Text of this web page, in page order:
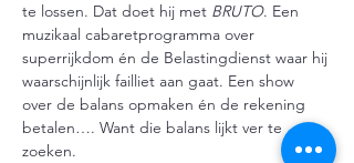
te lossen. Dat doet hij met BRUTO. Een
muzikaal cabaretprogramma over
superrijkdom én de Belastingdienst waar hij
waarschijnlijk failliet aan gaat. Een show
over de balans opmaken én de rekening
betalen…. Want die balans lijkt ver te
zoeken.